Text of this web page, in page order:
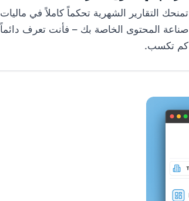
تمنحك التقارير الشهرية تحكماً كاملاً في ماليات
صناعة المحتوى الخاصة بك – فأنت تعرف دائماً
كم تكسب.